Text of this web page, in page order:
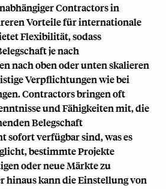
Contractors in
Vorteile für internationale
Flexibilität, sodass
je nach
nach oben oder unten skalieren
Verpflichtungen wie bei
Contractors bringen oft
und Fähigkeiten mit, die
Belegschaft
sofort verfügbar sind, was es
bestimmte Projekte
oder neue Märkte zu
hinaus kann die Einstellung von